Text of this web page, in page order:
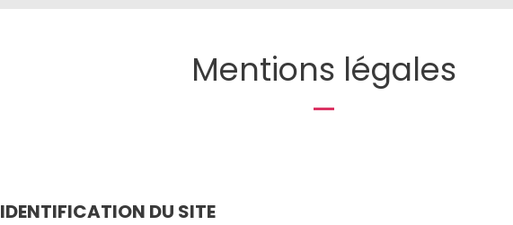
Mentions légales
IDENTIFICATION DU SITE